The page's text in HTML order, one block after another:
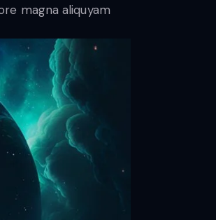
magna aliquyam